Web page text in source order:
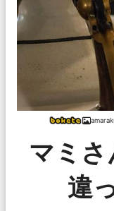
マミさ
違